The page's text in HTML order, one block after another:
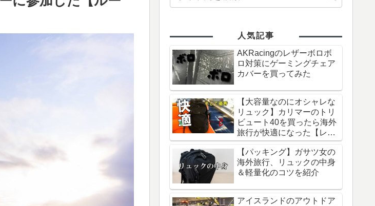
人気記事
AKRacingのレザーボロボ
ロ対策にゲーミングチェア
カバーを買ってみた
【大容量なのにオシャレな
リュック】カリマーのトリ
ビュート40を買ったら海外
旅行が快適になった【レビ
ュー】
【パッキング】ガサツ女の
海外旅行、リュックの中身
＆軽量化のコツを紹介
アイスランドのアウトドア